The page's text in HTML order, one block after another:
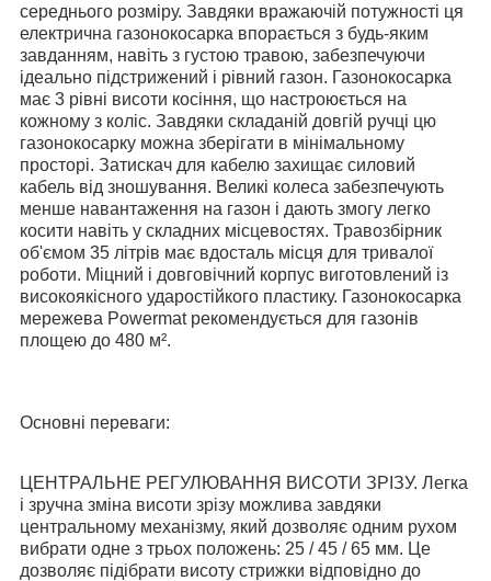
середнього розміру. Завдяки вражаючій потужності ця
електрична газонокосарка впорається з будь-яким
завданням, навіть з густою травою, забезпечуючи
ідеально підстрижений і рівний газон. Газонокосарка
має 3 рівні висоти косіння, що настроюється на
кожному з коліс. Завдяки складаній довгій ручці цю
газонокосарку можна зберігати в мінімальному
просторі. Затискач для кабелю захищає силовий
кабель від зношування. Великі колеса забезпечують
менше навантаження на газон і дають змогу легко
косити навіть у складних місцевостях. Травозбірник
об'ємом 35 літрів має вдосталь місця для тривалої
роботи. Міцний і довговічний корпус виготовлений із
високоякісного ударостійкого пластику. Газонокосарка
мережева Powermat рекомендується для газонів
площею до 480 м².
Основні переваги:
ЦЕНТРАЛЬНЕ РЕГУЛЮВАННЯ ВИСОТИ ЗРІЗУ. Легка
і зручна зміна висоти зрізу можлива завдяки
центральному механізму, який дозволяє одним рухом
вибрати одне з трьох положень: 25 / 45 / 65 мм. Це
дозволяє підібрати висоту стрижки відповідно до